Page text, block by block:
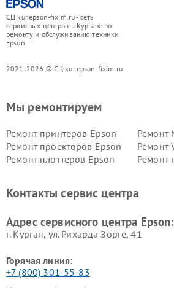
СЦ kur.epson-fixim.ru - сеть
сервисных центров в Кургане по
ремонту и обслуживанию техники
Epson
2021-2026 © СЦ kur.epson-fixim.ru
Мы ремонтируем
Ремонт принтеров Epson
Ремонт
Ремонт проекторов Epson
Ремонт
Ремонт плоттеров Epson
Ремонт
Контакты сервис центра
Адрес сервисного центра Epson:
г. Курган, ул. Рихарда Зорге, 41
Горячая линия:
+7 (800) 301-55-83